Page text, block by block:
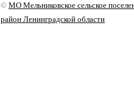
© МО Мельниковское сельское
район Ленинградской области